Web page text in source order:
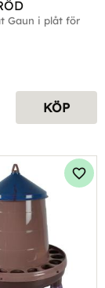
Gaun i plåt för
KÖP